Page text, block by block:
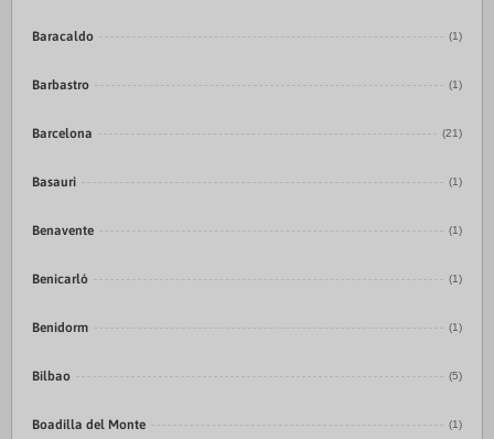
Baracaldo (1)
Barbastro (1)
Barcelona (21)
Basauri (1)
Benavente (1)
Benicarló (1)
Benidorm (1)
Bilbao (5)
Boadilla del Monte (1)